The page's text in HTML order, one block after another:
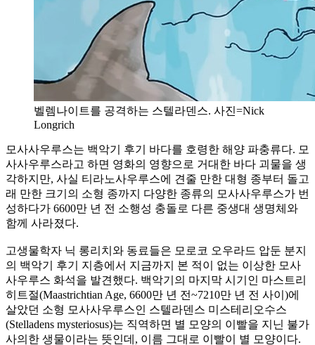
벨렘나이트를 공격하는 스텔라덴스. 사진=Nick
Longrich
모사사우루스는 백악기 후기 바다를 호령한 해양 파충류다. 모
사사우루스라고 하면 영화의 영향으로 거대한 바다 괴물을 생
각하지만, 사실 티라노사우루스에 견줄 만한 대형 종부터 돌고
래 만한 크기의 소형 종까지 다양한 종류의 모사사우루스가 번
성하다가 6600만 년 전 소행성 충돌로 다른 중생대 생명체와
함께 사라졌다.
고생물학자 닉 롱리치와 동료들은 모로코 오우라드 압둔 분지
의 백악기 후기 지층에서 지금까지 본 적이 없는 이상한 모사
사우루스 화석을 발견했다. 백악기의 마지막 시기인 마스트리
히트절(Maastrichtian Age, 6600만 년 전~7210만 년 전 사이)에
살았던 소형 모사사우루스인 스텔라덴스 미스테리오수스
(Stelladens mysteriosus)는 직역하면 별 모양의 이빨을 지닌 불가
사의한 생물이라는 뜻인데, 이름 그대로 이빨이 별 모양이다.